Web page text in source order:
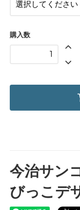
購入数
今治サン
びっこデ